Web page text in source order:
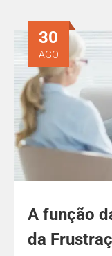
A função
da
30
AGO